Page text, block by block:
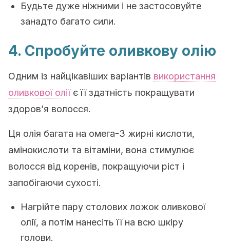
Будьте дуже ніжними і не застосовуйте
занадто багато сили.
4. Спробуйте оливкову олію
Одним із найцікавіших варіантів використання
оливкової оліїє її здатність покращувати
здоров’я волосся.
Ця олія багата на омега-3 жирні кислоти,
амінокислоти та вітаміни, вона стимулює
волосся від коренів, покращуючи ріст і
запобігаючи сухості.
Нагрійте пару столових ложок оливкової
олії, а потім нанесіть її на всю шкіру
голови.